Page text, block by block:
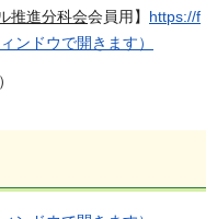
推進分科会会員用】 https://f
ンドウで開きます）